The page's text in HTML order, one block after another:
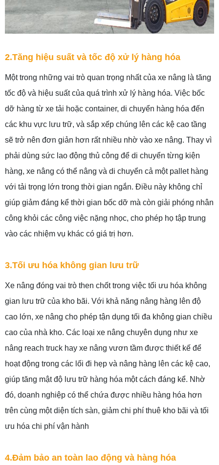
2.Tăng hiệu suất và tốc độ xử lý hàng hóa
Một trong những vai trò quan trọng nhất của xe nâng là tăng
tốc độ và hiệu suất của quá trình xử lý hàng hóa. Việc bốc
dỡ hàng từ xe tải hoặc container, di chuyển hàng hóa đến
các khu vực lưu trữ, và sắp xếp chúng lên các kệ cao tầng
sẽ trở nên đơn giản hơn rất nhiều nhờ vào xe nâng. Thay vì
phải dùng sức lao động thủ công để di chuyển từng kiện
hàng, xe nâng có thể nâng và di chuyển cả một pallet hàng
với tải trọng lớn trong thời gian ngắn. Điều này không chỉ
giúp giảm đáng kể thời gian bốc dỡ mà còn giải phóng nhân
công khỏi các công việc nặng nhọc, cho phép họ tập trung
vào các nhiệm vụ khác có giá trị hơn.
3.Tối ưu hóa không gian lưu trữ
Xe nâng đóng vai trò then chốt trong việc tối ưu hóa không
gian lưu trữ của kho bãi. Với khả năng nâng hàng lên độ
cao lớn, xe nâng cho phép tận dụng tối đa không gian chiều
cao của nhà kho. Các loại xe nâng chuyên dụng như xe
nâng reach truck hay xe nâng vươn tầm được thiết kế để
hoạt động trong các lối đi hẹp và nâng hàng lên các kệ cao,
giúp tăng mật độ lưu trữ hàng hóa một cách đáng kể. Nhờ
đó, doanh nghiệp có thể chứa được nhiều hàng hóa hơn
trên cùng một diện tích sàn, giảm chi phí thuê kho bãi và tối
ưu hóa chi phí vận hành
4.Đảm bảo an toàn lao động và hàng hóa